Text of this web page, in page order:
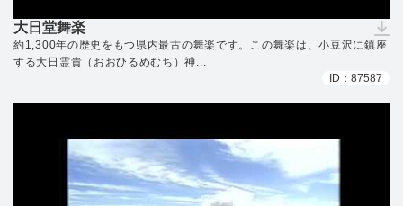
大日堂舞楽
（ダウンロードできません）
約1,300年の歴史をもつ県内最古の舞楽です。この舞楽は、小豆沢に鎮座
する大日霊貴（おおひるめむち）神...
ID：87587